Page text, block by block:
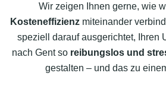
Wir zeigen Ihnen gerne, wie
Kosteneffizienz miteinander
speziell darauf ausgerichtet, Ihren
nach Gent so reibungslos und
gestalten – und das zu